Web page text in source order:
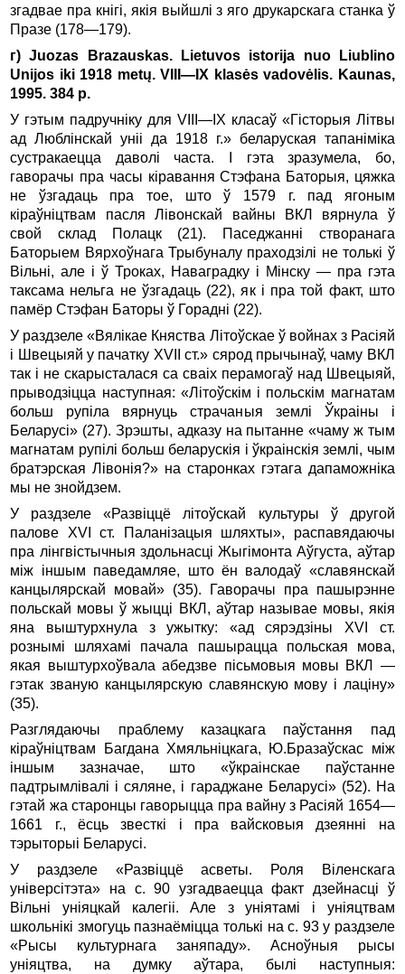
згадвае пра кнігі, якія выйшлі з яго друкарскага станка ў
Празе (178—179).
г) Juozas Brazauskas. Lietuvos istorija nuo Liublino
Unijos iki 1918 metų. VIII—IX klasės vadovėlis. Kaunas,
1995. 384 p.
У гэтым падручніку для VIII—IХ класаў «Гісторыя Літвы
ад Люблінскай уніі да 1918 г.» беларуская тапаніміка
сустракаецца даволі часта. І гэта зразумела, бо,
гаворачы пра часы кіравання Стэфана Баторыя, цяжка
не ўзгадаць пра тое, што ў 1579 г. пад ягоным
кіраўніцтвам пасля Лівонскай вайны ВКЛ вярнула ў
свой склад Полацк (21). Паседжанні створанага
Баторыем Вярхоўнага Трыбуналу праходзілі не толькі ў
Вільні, але і ў Троках, Наваградку і Мінску — пра гэта
таксама нельга не ўзгадаць (22), як і пра той факт, што
памёр Стэфан Баторы ў Горадні (22).
У раздзеле «Вялікае Княства Літоўскае ў войнах з Расіяй
і Швецыяй у пачатку XVII ст.» сярод прычынаў, чаму ВКЛ
так і не скарысталася са сваіх перамогаў над Швецыяй,
прыводзіцца наступная: «Літоўскім і польскім магнатам
больш рупіла вярнуць страчаныя землі Ўкраіны і
Беларусі» (27). Зрэшты, адказу на пытанне «чаму ж тым
магнатам рупілі больш беларускія і ўкраінскія землі, чым
братэрская Лівонія?» на старонках гэтага дапаможніка
мы не знойдзем.
У раздзеле «Развіццё літоўскай культуры ў другой
палове XVI ст. Паланізацыя шляхты», распавядаючы
пра лінгвістычныя здольнасці Жыгімонта Аўгуста, аўтар
між іншым паведамляе, што ён валодаў «славянскай
канцылярскай мовай» (35). Гаворачы пра пашырэнне
польскай мовы ў жыцці ВКЛ, аўтар называе мовы, якія
яна выштурхнула з ужытку: «ад сярэдзіны XVI ст.
рознымі шляхамі пачала пашырацца польская мова,
якая выштурхоўвала абедзве пісьмовыя мовы ВКЛ —
гэтак званую канцылярскую славянскую мову і лаціну»
(35).
Разглядаючы праблему казацкага паўстання пад
кіраўніцтвам Багдана Хмяльніцкага, Ю.Бразаўскас між
іншым зазначае, што «ўкраінскае паўстанне
падтрымлівалі і сяляне, і гараджане Беларусі» (52). На
гэтай жа старонцы гаворыцца пра вайну з Расіяй 1654—
1661 г., ёсць звесткі і пра вайсковыя дзеянні на
тэрыторыі Беларусі.
У раздзеле «Развіццё асветы. Роля Віленскага
універсітэта» на с. 90 узгадваецца факт дзейнасці ў
Вільні уніяцкай калегіі. Але з уніятамі і уніяцтвам
школьнікі змогуць пазнаёміцца толькі на с. 93 у раздзеле
«Рысы культурнага заняпаду». Асноўныя рысы
уніяцтва, на думку аўтара, былі наступныя: